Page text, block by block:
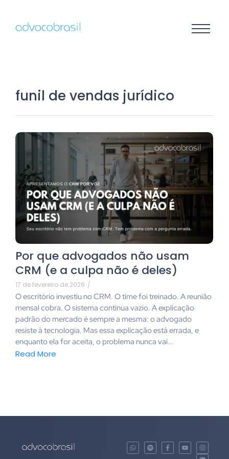
funil de vendas jurídico
Por que advogados não usam
CRM (e a culpa não é deles)
17 de fevereiro de 2026 /
O escritório investiu no CRM. O time foi treinado. A reunião
mensal cobra. O sistema continua vazio. A explicação
padrão do mercado é sempre a mesma: o advogado
resiste à tecnologia. Mas essa explicação está errada, e
enquanto ela for aceita, o problema nunca vai...
Read More